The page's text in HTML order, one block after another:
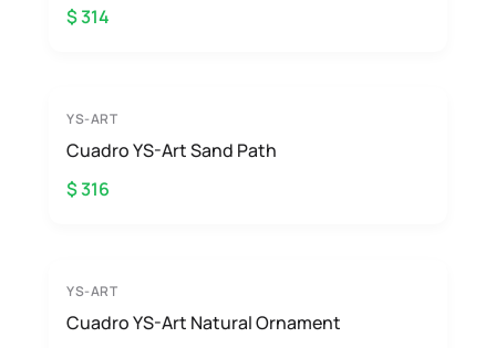
$ 314
YS-ART
Cuadro YS-Art Sand Path
$ 316
YS-ART
Cuadro YS-Art Natural Ornament